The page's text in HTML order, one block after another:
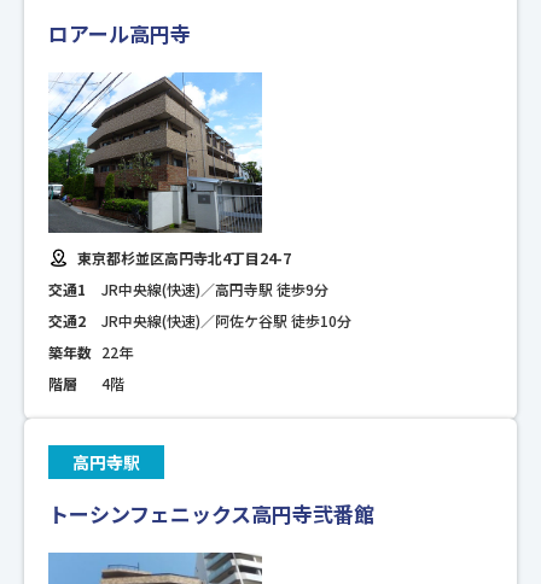
ロアール高円寺
東京都杉並区高円寺北4丁目24-7
交通1
JR中央線(快速)／高円寺駅 徒歩9分
交通2
JR中央線(快速)／阿佐ケ谷駅 徒歩10分
築年数 22年
階層
4階
高円寺駅
トーシンフェニックス高円寺弐番館